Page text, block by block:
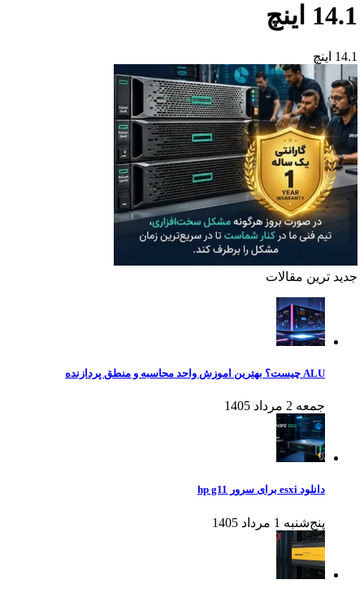
14.1 اینچ
14.1 اینچ
جدید ترین مقالات
ALU چیست؟ بهترین اموزش واحد محاسبه و منطق پردازنده
جمعه 2 مرداد 1405
دانلود esxi برای سرور hp g11
پنج‌شنبه 1 مرداد 1405